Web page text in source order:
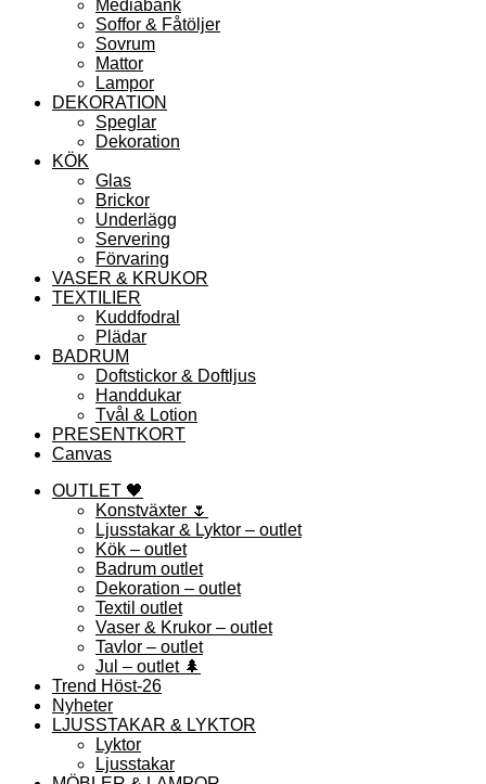
Mediabänk
Soffor & Fåtöljer
Sovrum
Mattor
Lampor
DEKORATION
Speglar
Dekoration
KÖK
Glas
Brickor
Underlägg
Servering
Förvaring
VASER & KRUKOR
TEXTILIER
Kuddfodral
Plädar
BADRUM
Doftstickor & Doftljus
Handdukar
Tvål & Lotion
PRESENTKORT
Canvas
OUTLET 🖤
Konstväxter 🌷
Ljusstakar & Lyktor – outlet
Kök – outlet
Badrum outlet
Dekoration – outlet
Textil outlet
Vaser & Krukor – outlet
Tavlor – outlet
Jul – outlet 🌲
Trend Höst-26
Nyheter
LJUSSTAKAR & LYKTOR
Lyktor
Ljusstakar